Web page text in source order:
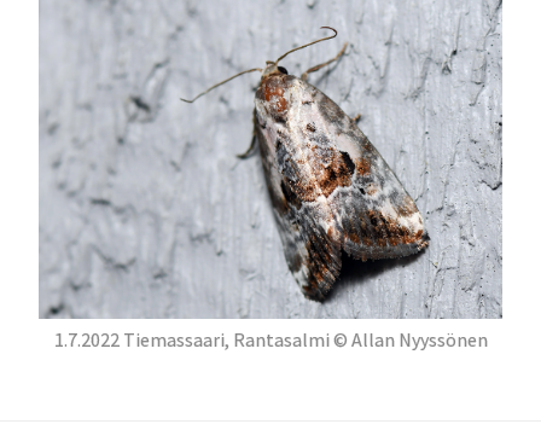
1.7.2022 Tiemassaari, Rantasalmi © Allan Nyyssönen